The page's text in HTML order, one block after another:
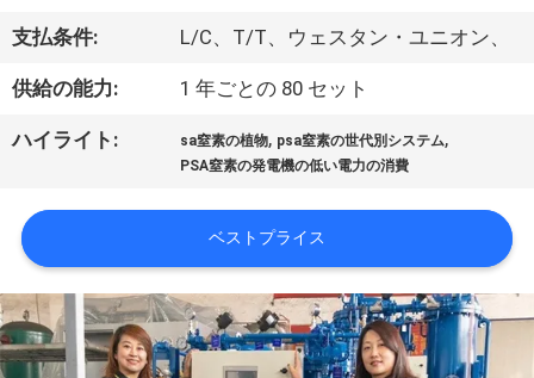
い
て
工
見
学
支払条件: L/C、T/T、ウェスタン・ユニオン、
供給の能力: 1 年ごとの 80 セット
ハイライト: sa窒素の植物, psa窒素の世代別システム,
PSA窒素の発電機の低い電力の消費
ベストプライス